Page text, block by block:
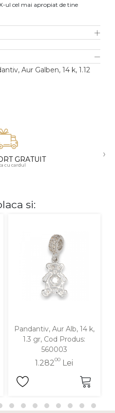
ul cel mai apropiat de tine
Aur Galben, 14 k, 1.12
GRATUIT
cu cardul
›
si:
Pandantiv, Aur Alb, 14 k,
1.3 gr, Cod Produs:
560003
1.28200 Lei